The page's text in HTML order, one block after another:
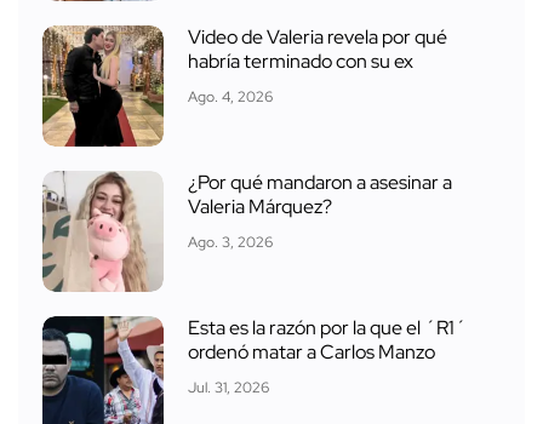
Video de Valeria revela por qué
habría terminado con su ex
Ago. 4, 2026
¿Por qué mandaron a asesinar a
Valeria Márquez?
Ago. 3, 2026
Esta es la razón por la que el ´R1´
ordenó matar a Carlos Manzo
Jul. 31, 2026